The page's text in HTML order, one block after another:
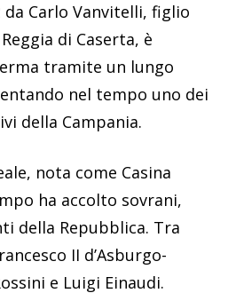
Carlo Vanvitelli, figlio
di Caserta, è
tramite un lungo
nel tempo uno dei
della Campania.
nota come Casina
ha accolto sovrani,
della Repubblica. Tra
II d’Asburgo-
e Luigi Einaudi.